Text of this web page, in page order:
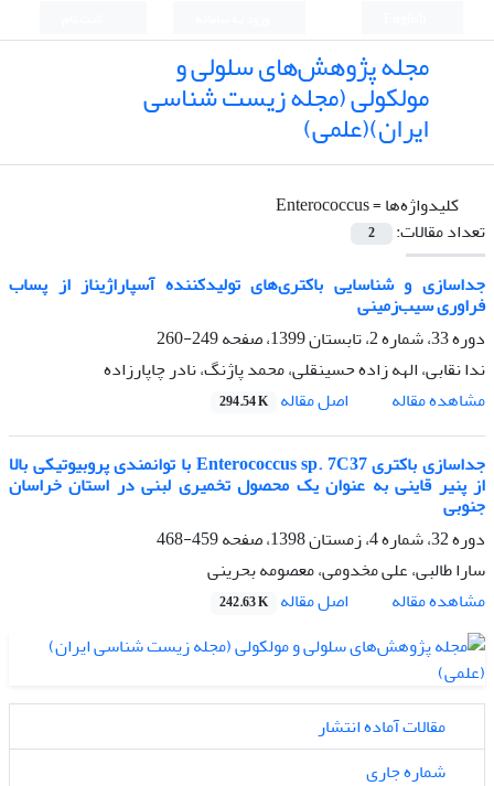
مجله پژوهش‌های سلولی و
مولکولی (مجله زیست شناسی
ایران)(علمی)
کلیدواژه‌ها =Enterococcus
تعداد مقالات:
2
جداسازی و شناسایی باکتری‌های تولیدکننده آسپاراژیناز از پساب
فراوری سیب‌زمینی
دوره 33، شماره 2، تابستان 1399، صفحه
249-260
ندا نقابی، الهه زاده حسینقلی، محمد پاژنگ، نادر چاپارزاده
مشاهده مقاله
اصل مقاله 294.54 K
جداسازی باکتری Enterococcus sp. 7C37 با توانمندی پروبیوتیکی بالا
از پنیر قاینی به عنوان یک محصول تخمیری لبنی در استان خراسان
جنوبی
دوره 32، شماره 4، زمستان 1398، صفحه
459-468
سارا طالبی، علی مخدومی، معصومه بحرینی
مشاهده مقاله
اصل مقاله 242.63 K
مقالات آماده انتشار
شماره جاری